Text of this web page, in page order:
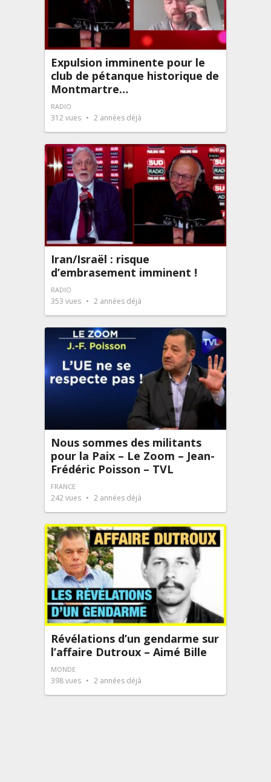
Expulsion imminente pour le
club de pétanque historique de
Montmartre…
RADIO
312vues 2 années déjà
Iran/Israël : risque
d’embrasement imminent !
RADIO
353 vues 2 années déjà
Nous sommes des militants
pour la Paix – Le Zoom – Jean-
Frédéric Poisson – TVL
FRANCE
242vues 2 années déjà
Révélations d’un gendarme sur
l’affaire Dutroux – Aimé Bille
MONDE
398vues 2 années déjà